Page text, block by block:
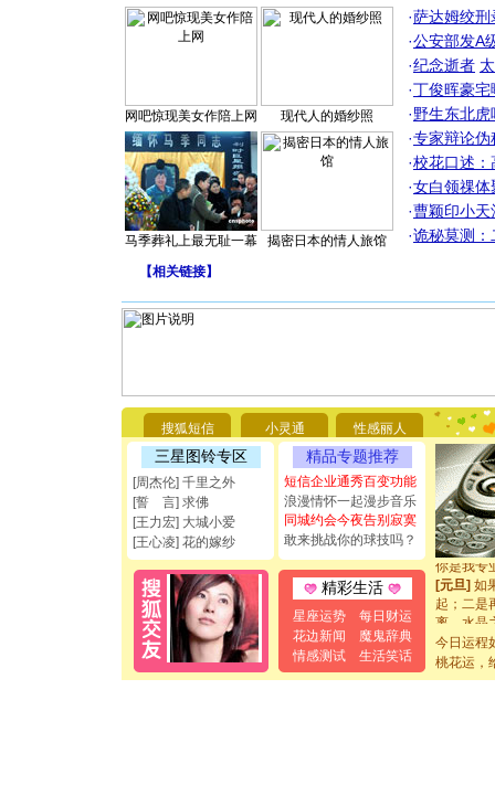
网吧惊现美女作陪上网 现代人的婚纱照
马季葬礼上最无耻一幕 揭密日本的情人旅馆
·萨达姆绞刑
·公安部发A
·纪念逝者
·丁俊晖豪
·野生东北
·专家辩论伪
·校花口述：
·女白领祼体
·曹颖印小天
·诡秘莫测：
【相关链接】
搜狐短信 小灵通 性感丽人
三星图铃专区
[周杰伦] 千里之外
[誓 言] 求佛
[王力宏] 大城小爱
[王心凌] 花的嫁纱
精品专题推荐
短信企业通秀百变功能
浪漫情怀一起漫步音乐
同城约会今夜告别寂寞
敢来挑战你的球技吗？
精彩生活
星座运势
每日财运
花边新闻
魔鬼辞典
情感测试
生活笑话
要平安！
[圣诞节]
能正大光
都要快乐
[圣诞节]
如意,快
[元旦]看
断电。爱
你是我专
[元旦] 如
起；二是
离。水晶
[元旦]当
泣，这痛
卖了。水
今日运程
桃花运，